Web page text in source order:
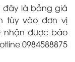
đây là bảng giá
tùy vào đơn vị
nhận được báo
0984588875